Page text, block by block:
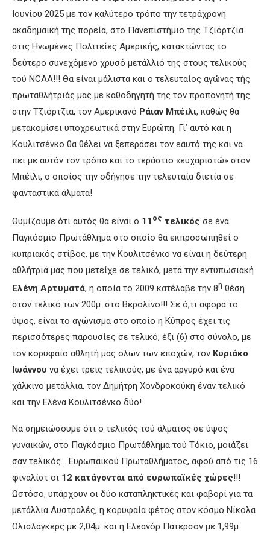
Ιουνίου 2025 με τον καλύτερο τρόπο την τετράχρονη
ακαδημαϊκή της πορεία, στο Πανεπιστήμιο της Τζιόρτζια
στις Ηνωμένες Πολιτείες Αμερικής, κατακτώντας το
δεύτερο συνεχόμενο χρυσό μετάλλιό της στους τελικούς
τού NCAA!!! Θα είναι μάλιστα και ο τελευταίος αγώνας τής
πρωταθλήτριάς μας με καθοδηγητή της τον προπονητή της
στην Τζιόρτζια, τον Αμερικανό Ράιαν Μπέιλι, καθώς θα
μετακομίσει υποχρεωτικά στην Ευρώπη. Γι’ αυτό και η
Κουλιτσένκο θα θέλει να ξεπεράσει τον εαυτό της και να
πει με αυτόν τον τρόπο και το τεράστιο «ευχαριστώ» στον
Μπέιλι, ο οποίος την οδήγησε την τελευταία διετία σε
φανταστικά άλματα!
Θυμίζουμε ότι αυτός θα είναι ο 11 ος τελικός σε ένα
Παγκόσμιο Πρωτάθλημα στο οποίο θα εκπροσωπηθεί ο
κυπριακός στίβος, με την Κουλιτσένκο να είναι η δεύτερη
αθλήτριά μας που μετείχε σε τελικό, μετά την εντυπωσιακή
Ελένη Αρτυματά, η οποία το 2009 κατέλαβε την 8η θέση
στον τελικό των 200μ. στο Βερολίνο!!! Σε ό,τι αφορά το
ύψος, είναι το αγώνισμα στο οποίο η Κύπρος έχει τις
περισσότερες παρουσίες σε τελικό, έξι (6) στο σύνολο, με
τον κορυφαίο αθλητή μας όλων των εποχών, τον Κυριάκο
Ιωάννου να έχει τρεις τελικούς, με ένα αργυρό και ένα
χάλκινο μετάλλια, τον Δημήτρη Χονδροκούκη έναν τελικό
και την Ελένα Κουλιτσένκο δύο!
Να σημειώσουμε ότι ο τελικός τού άλματος σε ύψος
γυναικών, στο Παγκόσμιο Πρωτάθλημα τού Τόκιο, μοιάζει
σαν τελικός… Ευρωπαϊκού Πρωταθλήματος, αφού από τις 16
φιναλίστ οι 12 κατάγονται από ευρωπαϊκές χώρες!!!
Ωστόσο, υπάρχουν οι δύο καταπληκτικές και φαβορί για τα
μετάλλια Αυστραλές, η κορυφαία φέτος στον κόσμο Νίκολα
Ολισλάγκερς με 2,04μ. και η Ελεανόρ Πάτερσον με 1,99μ.